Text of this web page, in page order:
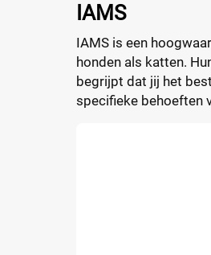
IAMS
IAMS is een
honden als katten.
begrijpt dat jij het
specifieke behoeften